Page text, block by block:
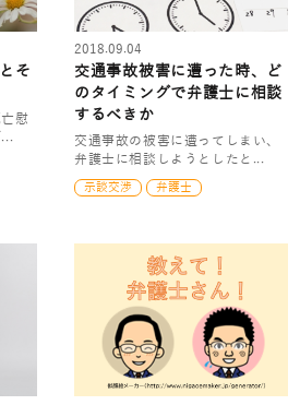
そ
慰
2018.09.04
交通事故被害に遭った時、ど
のタイミングで弁護士に相談
するべきか
交通事故の被害に遭ってしまい、
弁護士に相談しようとしたと...
示談交渉 弁護士